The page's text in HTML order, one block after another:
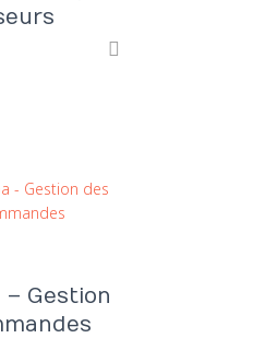
– Gestion